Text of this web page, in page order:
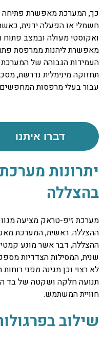
כך, המערכת מאפשרת פתיחה
חשמלי או הפעלה ידנית,
ואקוסטי מעולה ובמצב פתוח
מאפשרת ליהנות ממרפסת
העמידות הגבוהה של המערכת
תחזוקה מינימלית נדרשת,
עבור בעלי מרפסות המחפשים
דברו איתנו
יתרונות
בהצללה
מערכת זיפ-טראק מציעה
ההצללה. ראשית, המערכת
ההצללה, דבר אשר מונע
שנית, המסילות הצדדיות
לא רצוי וכן מגינה מפני
תנועה חלקה ושקטה של בד
חוויית המשתמש.
שילוב